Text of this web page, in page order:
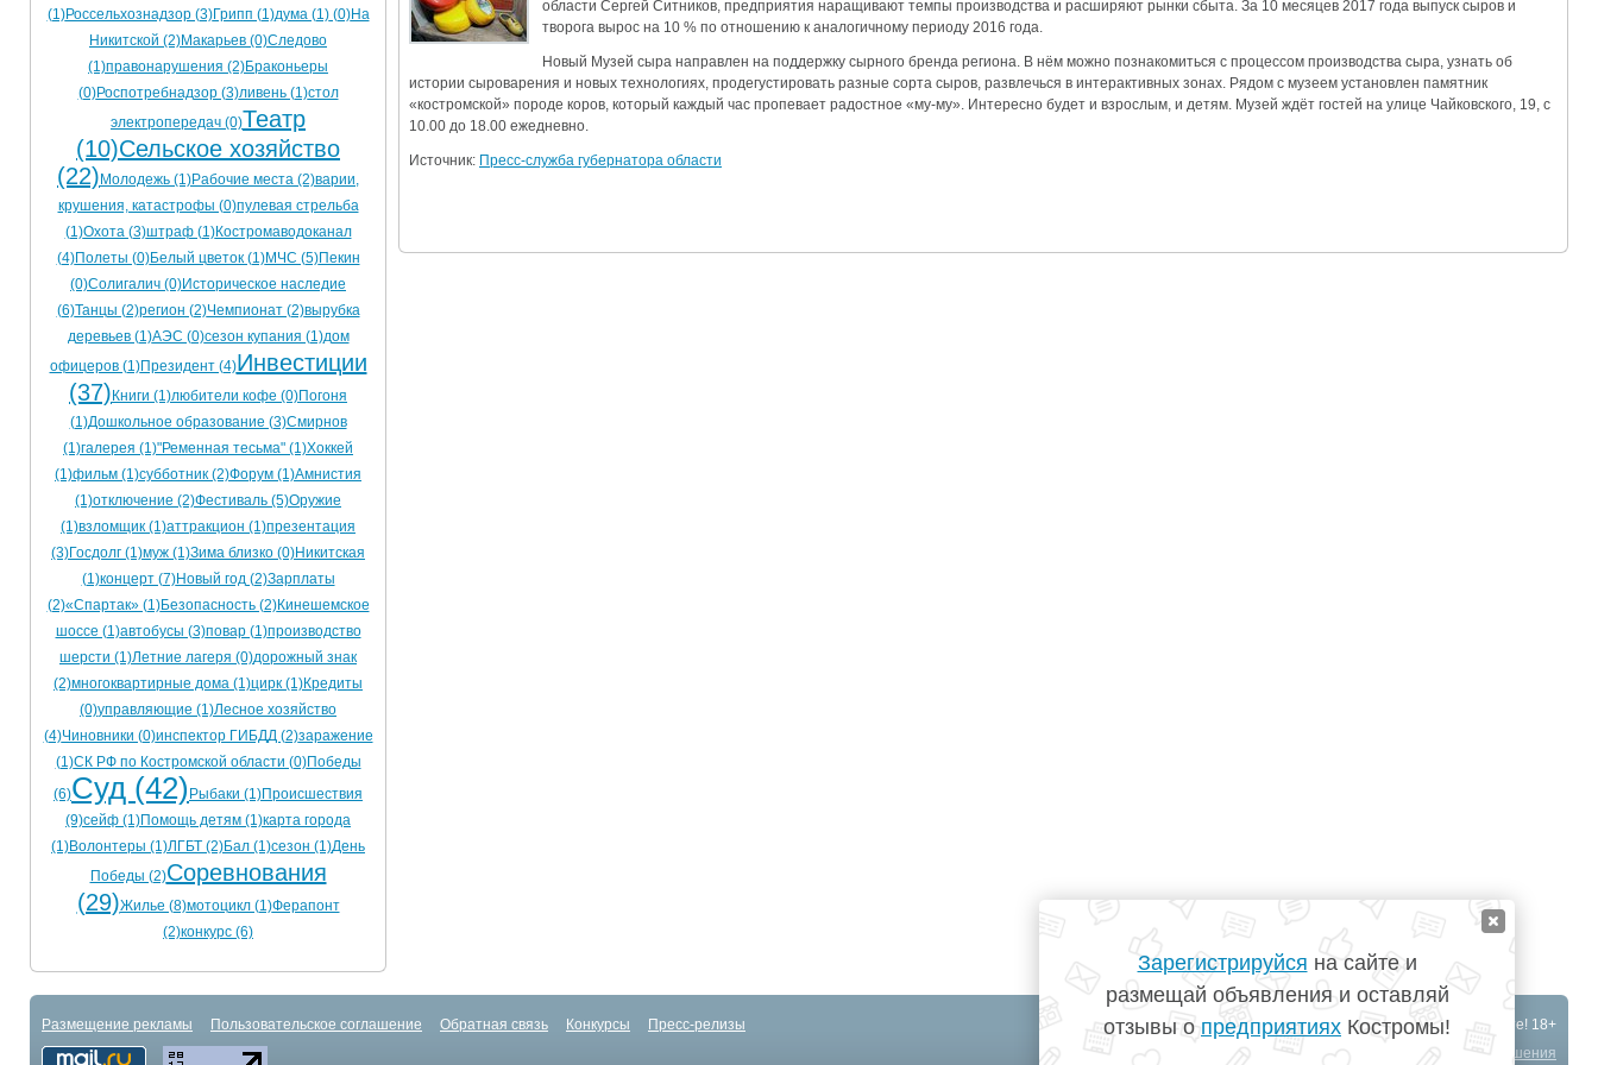
Ограничения движения транспорта на майские праздники 2014
Электронные транспортные карты
области Сергей Ситников, предприятия наращивают темпы производства и расширяют рынки сбыта. За 10 месяцев 2017 года выпуск сыров и
творога вырос на 10 % по отношению к аналогичному периоду 2016 года.
Новый Музей сыра направлен на поддержку сырного бренда региона. В нём можно познакомиться с процессом производства сыра, узнать об
истории сыроварения и новых технологиях, продегустировать разные сорта сыров, развлечься в интерактивных зонах. Рядом с музеем установлен памятник
«костромской» породе коров, который каждый час пропевает радостное «му-му». Интересно будет и взрослым, и детям. Музей ждёт гостей на улице Чайковского, 19, с
10.00 до 18.00 ежедневно.
Источник: Пресс-служба губернатора области
(1)Россельхознадзор (3)Грипп (1)дума (1)(0)На
Никитской (2)Макарьев (0)Следово
(1)правонарушения (2)Браконьеры
(0)Роспотребнадзор (3)ливень (1)стол
электропередач (0)Театр
(10)Сельское хозяйство
(22) Молодежь (1)Рабочие места (2)варии,
крушения, катастрофы (0)пулевая стрельба
(1)Охота (3)штраф (1)Костромаводоканал
(4)Полеты (0)Белый цветок (1)МЧС (5)Пекин
(0)Солигалич (0)Историческое наследие
(6)Танцы (2)регион (2)Чемпионат (2)вырубка
деревьев (1)АЭС (0)сезон купания (1)дом
офицеров (1)Президент (4)Инвестиции
(37) Книги (1)любители кофе (0)Погоня
(1)Дошкольное образование (3)Смирнов
(1)галерея (1)"Ременная тесьма" (1)Хоккей
(1)фильм (1)субботник (2)Форум (1)Амнистия
(1)отключение (2)Фестиваль (5)Оружие
(1)взломщик (1)аттракцион (1)презентация
(3)Госдолг (1)муж (1)Зима близко (0)Никитская
(1)концерт (7)Новый год (2)Зарплаты
(2)«Спартак» (1)Безопасность (2)Кинешемское
шоссе (1)автобусы (3)повар (1)производство
шерсти (1)Летние лагеря (0)дорожный знак
(2)многоквартирные дома (1)цирк (1)Кредиты
(0)управляющие (1)Лесное хозяйство
(4)Чиновники (0)инспектор ГИБДД (2)заражение
(1)СК РФ по Костромской области (0)Победы
(6)Суд (42) Рыбаки (1)Происшествия
(9)сейф (1)Помощь детям (1)карта города
(1)Волонтеры (1)ЛГБТ (2)Бал (1)сезон (1)День
Победы (2)Соревнования
(29)Жилье (8)мотоцикл (1)Ферапонт
(2)конкурс (6)
©TopKostroma.ru- Кострома на одном сайте! 18+
Создание сайта
АйТи Решения
Размещение рекламы Пользовательское соглашение Обратная связь Конкурсы Пресс-релизы
Зарегистрируйся на сайте и
размещай объявления и оставляй
отзывы о предприятиях Костромы!